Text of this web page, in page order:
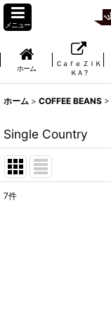
メニュー
ホーム
Ｃａｆｅ ＺＩＫ
ＫＡ ?
ホーム > COFFEE BEANS >
Single Country
7件